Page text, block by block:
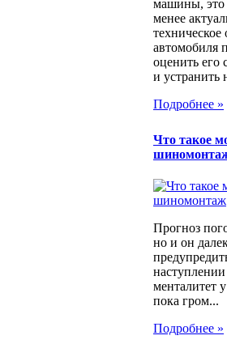
машины, это
менее
автомобиля
оценить его
и устранить
Подробнее »
Что такое
Прогноз
но и он
менталитет
пока гром...
Подробнее »